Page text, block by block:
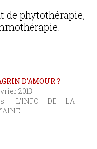
de phytothérapie,
D’AMOUR ?
2013
"L'INFO DE LA